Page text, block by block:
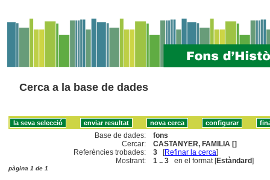
Cerca a la base de dades
Base de dades:
fons
Cercar:
CASTANYER, FAMILIA []
Referències trobades:
3 [Refinar la cerca]
Mostrant:
1 .. 3 en el format [Estàndard]
pàgina 1 de 1